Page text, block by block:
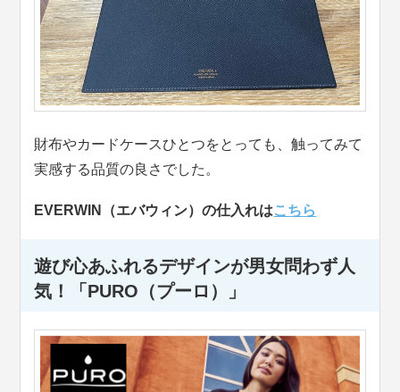
財布やカードケースひとつをとっても、触ってみて
実感する品質の良さでした。
EVERWIN（エバウィン）の仕入れはこちら
遊び心あふれるデザインが男女問わず人
気！「PURO（プーロ）」